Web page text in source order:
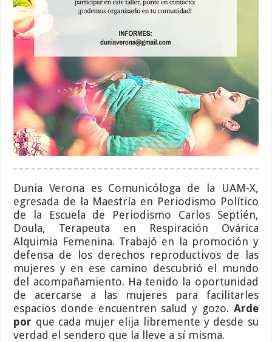
Dunia Verona es Comunicóloga de la UAM-X,
egresada de la Maestría en Periodismo Político
de la Escuela de Periodismo Carlos Septién,
Doula, Terapeuta en Respiración Ovárica
Alquimia Femenina. Trabajó en la promoción y
defensa de los derechos reproductivos de las
mujeres y en ese camino descubrió el mundo
del acompañamiento. Ha tenido la oportunidad
de acercarse a las mujeres para facilitarles
espacios donde encuentren salud y gozo. Arde
por que cada mujer elija libremente y desde su
verdad el sendero que la lleve a sí misma.